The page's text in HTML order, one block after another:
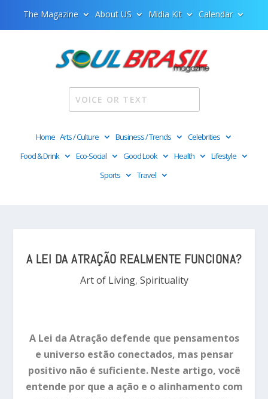
The Magazine About US Midia Kit Calendar
Home Arts / Culture Business / Trends
Celebrities
Food & Drink
Eco-Social Good Look Health
Lifestyle
Sports
Travel
A LEI DA ATRAÇÃO REALMENTE FUNCIONA?
Art of Living, Spirituality
A Lei da Atração defende que pensamentos
e universo estão conectados, mas pensar
positivo não é suficiente. Neste artigo, você
entende por que a ação e o alinhamento com